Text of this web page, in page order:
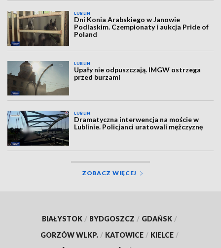
LUBLIN
Dni Konia Arabskiego w Janowie
Podlaskim. Czempionaty i aukcja Pride of
Poland
LUBLIN
Upały nie odpuszczają. IMGW ostrzega
przed burzami
LUBLIN
Dramatyczna interwencja na moście w
Lublinie. Policjanci uratowali mężczyznę
ZOBACZ WIĘCEJ
BIAŁYSTOK / BYDGOSZCZ / GDAŃSK /
GORZÓW WLKP. / KATOWICE / KIELCE /